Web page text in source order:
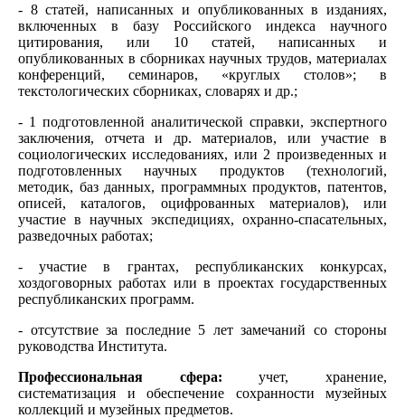
- 8 статей, написанных и опубликованных в изданиях,
включенных в базу Российского индекса научного
цитирования, или 10 статей, написанных и
опубликованных в сборниках научных трудов, материалах
конференций, семинаров, «круглых столов»; в
текстологических сборниках, словарях и др.;
- 1 подготовленной аналитической справки, экспертного
заключения, отчета и др. материалов, или участие в
социологических исследованиях, или 2 произведенных и
подготовленных научных продуктов (технологий,
методик, баз данных, программных продуктов, патентов,
описей, каталогов, оцифрованных материалов), или
участие в научных экспедициях, охранно-спасательных,
разведочных работах;
- участие в грантах, республиканских конкурсах,
хоздоговорных работах или в проектах государственных
республиканских программ.
- отсутствие за последние 5 лет замечаний со стороны
руководства Института.
Профессиональная сфера:учет, хранение,
систематизация и обеспечение сохранности музейных
коллекций и музейных предметов.